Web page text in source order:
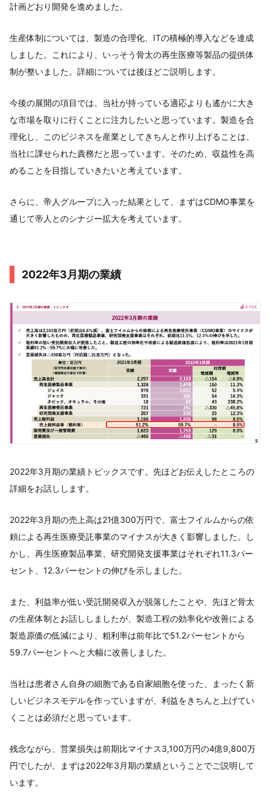
計画どおり開発を進めました。
生産体制については、製造の合理化、ITの積極的導入などを達成
しました。これにより、いっそう骨太の再生医療等製品の提供体
制が整いました。詳細については後ほどご説明します。
今後の展開の項目では、当社が持っている適応よりも遙かに大き
な市場を取りに行くことに注力したいと思っています。製造を合
理化し、このビジネスを産業としてきちんと作り上げることは、
当社に課せられた責務だと思っています。そのため、収益性を高
めることを目指していきたいと考えています。
さらに、帝人グループに入った結果として、まずはCDMO事業を
通じて帝人とのシナジー拡大を考えています。
2022年3月期の業績
2022年3月期の業績トピックスです。先ほどお伝えしたところの
詳細をお話しします。
2022年3月期の売上高は21億300万円で、富士フイルムからの依
頼による再生医療受託事業のマイナスが大きく影響しました。し
かし、再生医療製品事業、研究開発支援事業はそれぞれ11.3パー
セント、12.3パーセントの伸びを示しました。
また、利益率が低い受託開発収入が脱落したことや、先ほど骨太
の生産体制とお話ししましたが、製造工程の効率化や改善による
製造原価の低減により、粗利率は前年比で51.2パーセントから
59.7パーセントへと大幅に改善しました。
当社は患者さん自身の細胞である自家細胞を使った、まったく新
しいビジネスモデルを作っていますが、利益をきちんと上げてい
くことは必須だと思っています。
残念ながら、営業損失は前期比マイナス3,100万円の4億9,800万
円でしたが、まずは2022年3月期の業績ということでご説明して
います。